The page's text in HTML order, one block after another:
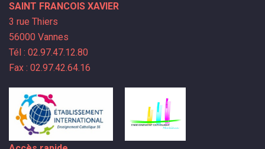
SAINT FRANCOIS XAVIER
3 rue Thiers
56000 Vannes
Tél : 02.97.47.12.80
Fax : 02.97.42.64.16